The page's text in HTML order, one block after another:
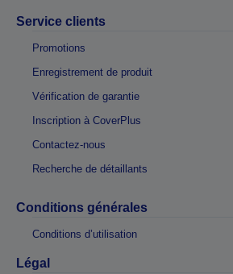
Service clients
Promotions
Enregistrement de produit
Vérification de garantie
Inscription à CoverPlus
Contactez-nous
Recherche de détaillants
Conditions générales
Conditions d’utilisation
Légal